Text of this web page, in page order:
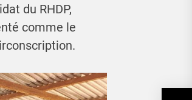
du RHDP,
comme le